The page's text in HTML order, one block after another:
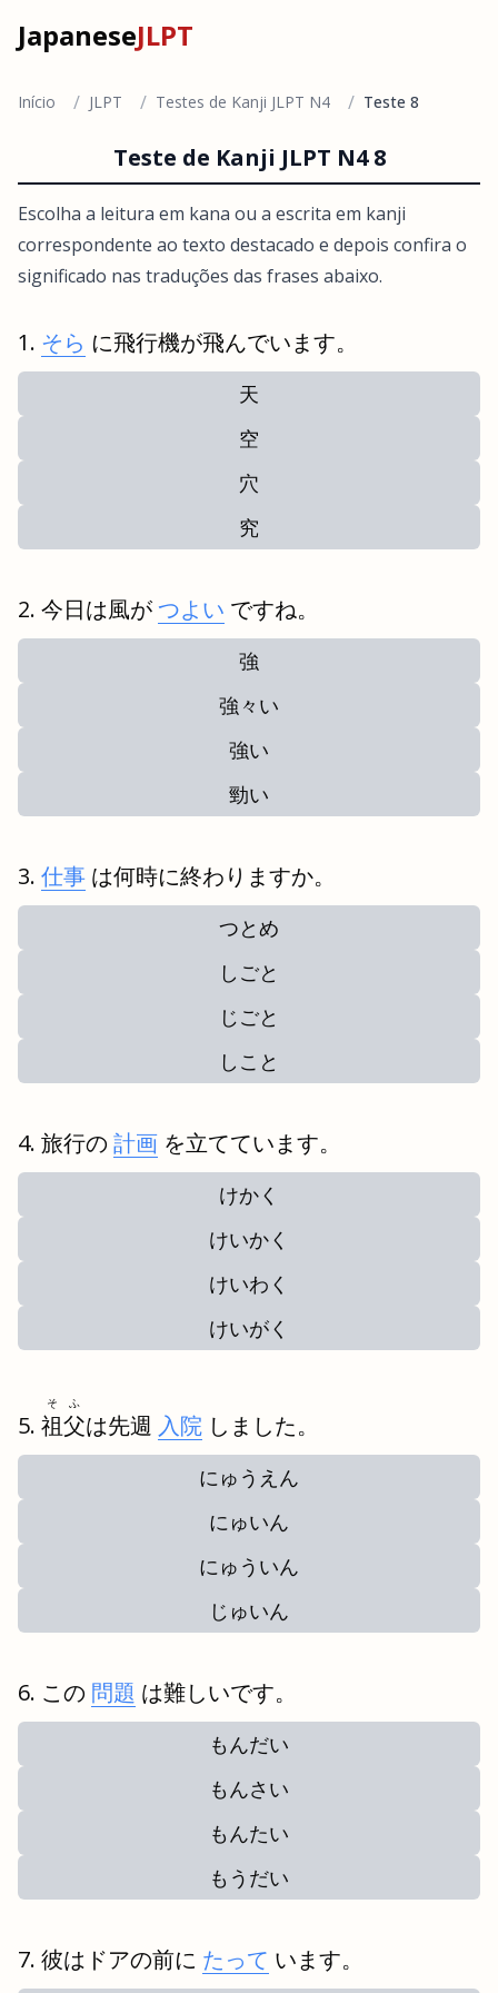
JapaneseJLPT
Início / JLPT / Testes de Kanji JLPT N4 / Teste 8
Teste de Kanji JLPT N4 8
Escolha a leitura em kana ou a escrita em kanji
correspondente ao texto destacado e depois confira o
significado nas traduções das frases abaixo.
そら に飛行機が飛んでいます。
天
空
穴
究
今日は風がつよい ですね。
強
強々い
強い
勁い
仕事 は何時に終わりますか。
つとめ
しごと
じごと
しこと
旅行の 計画 を立てています。
けかく
けいかく
けいわく
けいがく
祖父
そふ
は先週 入院 しました。
にゅうえん
にゅいん
にゅういん
じゅいん
この 問題 は難しいです。
もんだい
もんさい
もんたい
もうだい
彼はドアの前に たって います。